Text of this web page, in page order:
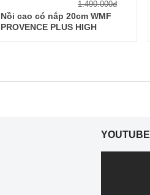
1.490.000đ
Nồi cao có nắp 20cm WMF
PROVENCE PLUS HIGH
YOUTUBE